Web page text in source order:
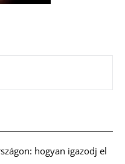
hogyan igazodj el